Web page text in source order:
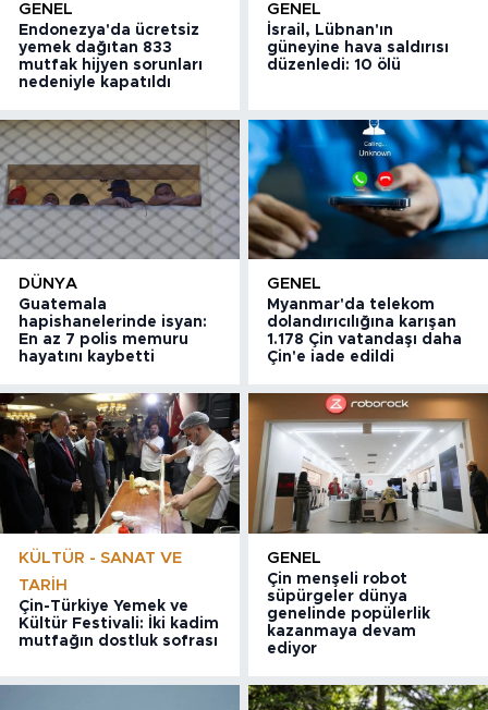
GENEL
Endonezya'da ücretsiz
yemek dağıtan 833
mutfak hijyen sorunları
nedeniyle kapatıldı
GENEL
İsrail, Lübnan'ın
güneyine hava saldırısı
düzenledi: 10 ölü
DÜNYA
Guatemala
hapishanelerinde isyan:
En az 7 polis memuru
hayatını kaybetti
GENEL
Myanmar'da telekom
dolandırıcılığına karışan
1.178 Çin vatandaşı daha
Çin'e iade edildi
KÜLTÜR - SANAT VE
TARIH
Çin-Türkiye Yemek ve
Kültür Festivali: İki kadim
mutfağın dostluk sofrası
GENEL
Çin menşeli robot
süpürgeler dünya
genelinde popülerlik
kazanmaya devam
ediyor